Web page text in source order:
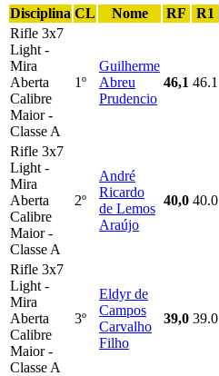
Disciplina CL Nome RF R1
Rifle 3x7
Light -
Mira
Aberta
Calibre
Maior -
Classe A
1º
Guilherme
Abreu
Prudencio
46,1 46.1
Rifle 3x7
Light -
Mira
Aberta
Calibre
Maior -
Classe A
2º
André
Ricardo
de Lemos
Araújo
40,0 40.0
Rifle 3x7
Light -
Mira
Aberta
Calibre
Maior -
Classe A
3º
Eldyr de
Campos
Carvalho
Filho
39,0 39.0